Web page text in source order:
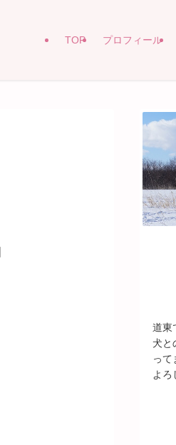
TOP プロフィール
道東
犬と
って
よろ